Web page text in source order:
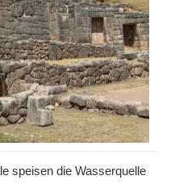
speisen die Wasserquelle